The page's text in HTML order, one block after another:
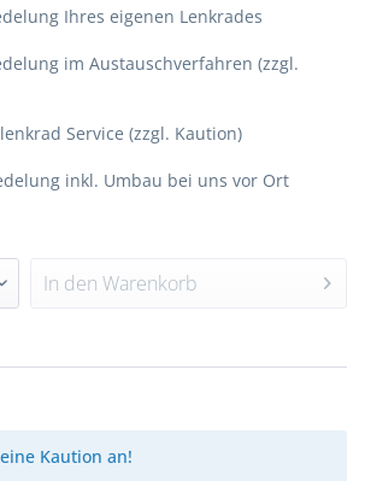
Ihres eigenen Lenkrades
im Austauschverfahren (zzgl.
Service (zzgl. Kaution)
inkl. Umbau bei uns vor Ort
In den Warenkorb
Kaution an!